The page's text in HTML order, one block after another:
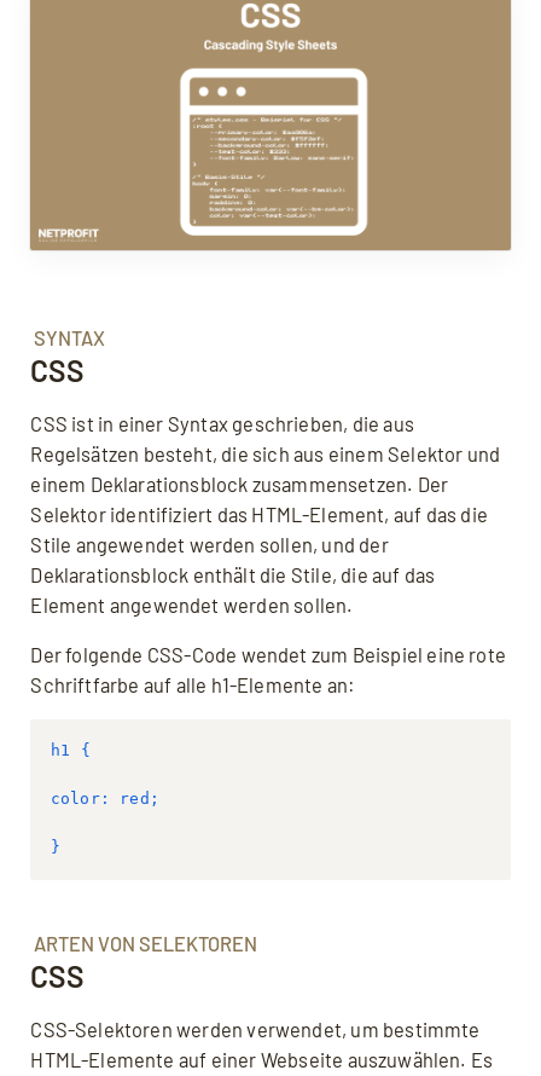
SYNTAX
CSS
CSS ist in einer Syntax geschrieben, die aus
Regelsätzen besteht, die sich aus einem Selektor und
einem Deklarationsblock zusammensetzen. Der
Selektor identifiziert das HTML-Element, auf das die
Stile angewendet werden sollen, und der
Deklarationsblock enthält die Stile, die auf das
Element angewendet werden sollen.
Der folgende CSS-Code wendet zum Beispiel eine rote
Schriftfarbe auf alle h1-Elemente an:
h1 {
color: red;
}
ARTEN VON SELEKTOREN
CSS
CSS-Selektoren werden verwendet, um bestimmte
HTML-Elemente auf einer Webseite auszuwählen. Es
einverstanden, dass Ihre Daten an YouTube